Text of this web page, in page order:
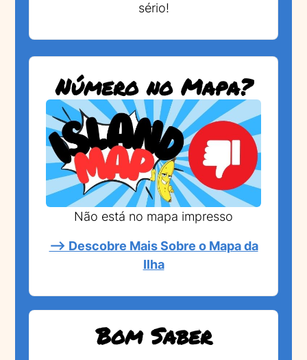
sério!
Número no Mapa?
Não está no mapa impresso
--> Descobre Mais Sobre o Mapa da
Ilha
Bom Saber